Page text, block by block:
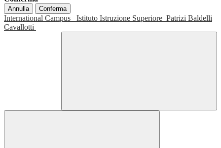
Annulla Conferma
International Campus Istituto Istruzione Superiore Patrizi Baldelli
Cavallotti